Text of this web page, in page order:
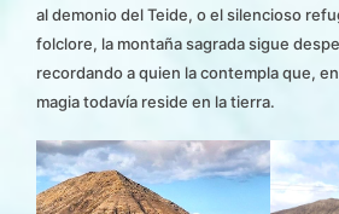
al demonio del Teide, o el silencioso
folclore, la montaña sagrada sigue
recordando a quien la contempla que,
magia todavía reside en la tierra.